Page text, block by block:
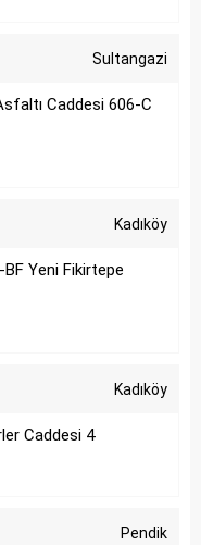
Sultangazi
Caddesi 606-C
Kadıköy
BF Yeni Fikirtepe
Kadıköy
Caddesi 4
Pendik